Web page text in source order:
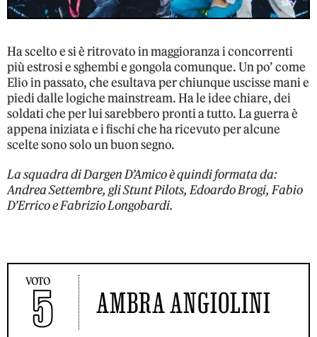
Ha scelto e si è ritrovato in maggioranza i concorrenti
più estrosi e sghembi e gongola comunque. Un po’ come
Elio in passato, che esultava per chiunque uscisse mani e
piedi dalle logiche mainstream. Ha le idee chiare, dei
soldati che per lui sarebbero pronti a tutto. La guerra è
appena iniziata e i fischi che ha ricevuto per alcune
scelte sono solo un buon segno.
La squadra di Dargen D’Amico è quindi formata da:
Andrea Settembre, gli Stunt Pilots, Edoardo Brogi, Fabio
D’Errico e Fabrizio Longobardi.
VOTO
5 AMBRA ANGIOLINI